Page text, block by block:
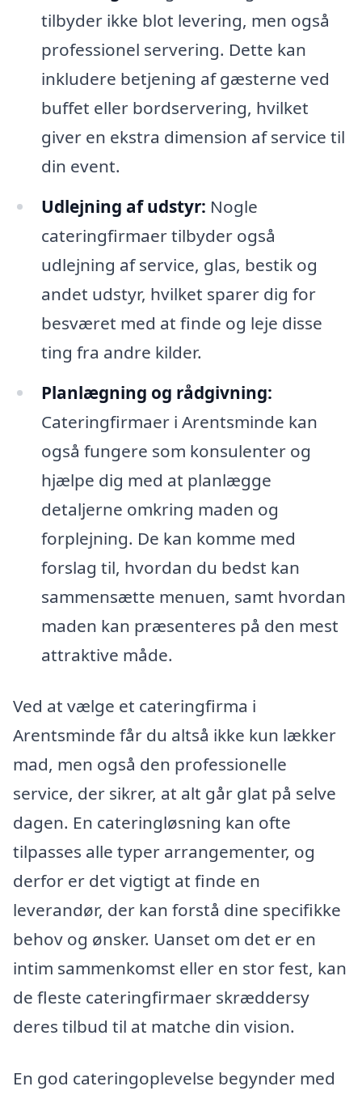
tilbyder ikke blot levering, men også
professionel servering. Dette kan
inkludere betjening af gæsterne ved
buffet eller bordservering, hvilket
giver en ekstra dimension af service til
din event.
Udlejning af udstyr: Nogle
cateringfirmaer tilbyder også
udlejning af service, glas, bestik og
andet udstyr, hvilket sparer dig for
besværet med at finde og leje disse
ting fra andre kilder.
Planlægning og rådgivning:
Cateringfirmaer i Arentsminde kan
også fungere som konsulenter og
hjælpe dig med at planlægge
detaljerne omkring maden og
forplejning. De kan komme med
forslag til, hvordan du bedst kan
sammensætte menuen, samt hvordan
maden kan præsenteres på den mest
attraktive måde.
Ved at vælge et cateringfirma i
Arentsminde får du altså ikke kun lækker
mad, men også den professionelle
service, der sikrer, at alt går glat på selve
dagen. En cateringløsning kan ofte
tilpasses alle typer arrangementer, og
derfor er det vigtigt at finde en
leverandør, der kan forstå dine specifikke
behov og ønsker. Uanset om det er en
intim sammenkomst eller en stor fest, kan
de fleste cateringfirmaer skræddersy
deres tilbud til at matche din vision.
En god cateringoplevelse begynder med